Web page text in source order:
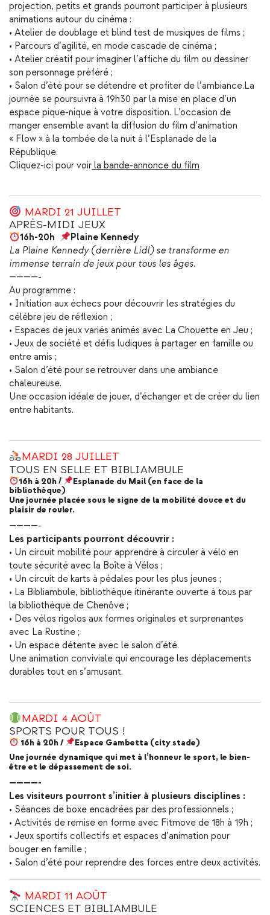
projection, petits et grands pourront participer à plusieurs
animations autour du cinéma :
• Atelier de doublage et blind test de musiques de films ;
• Parcours d’agilité, en mode cascade de cinéma ;
• Atelier créatif pour imaginer l’affiche du film ou dessiner
son personnage préféré ;
• Salon d’été pour se détendre et profiter de l’ambiance.La
journée se poursuivra à 19h30 par la mise en place d’un
espace pique-nique à votre disposition. L’occasion de
manger ensemble avant la diffusion du film d’animation
« Flow » à la tombée de la nuit à l’Esplanade de la
République.
Cliquez-ici pour voir la bande-annonce du film
MARDI 21 JUILLET
APRÈS-MIDI JEUX
16h-20h
Plaine Kennedy
La Plaine Kennedy (derrière Lidl) se transforme en
immense terrain de jeux pour tous les âges.
————-
Au programme :
• Initiation aux échecs pour découvrir les stratégies du
célèbre jeu de réflexion ;
• Espaces de jeux variés animés avec La Chouette en Jeu ;
• Jeux de société et défis ludiques à partager en famille ou
entre amis ;
• Salon d’été pour se retrouver dans une ambiance
chaleureuse.
Une occasion idéale de jouer, d’échanger et de créer du lien
entre habitants.
MARDI 28 JUILLET
TOUS EN SELLE ET BIBLIAMBULE
16h à 20h/
Esplanade du Mail (en face de la
bibliothèque)
Une journée placée sous le signe de la mobilité douce et du
plaisir de rouler.
————-
Les participants pourront découvrir :
• Un circuit mobilité pour apprendre à circuler à vélo en
toute sécurité avec la Boîte à Vélos ;
• Un circuit de karts à pédales pour les plus jeunes ;
• La Bibliambule, bibliothèque itinérante ouverte à tous par
la bibliothèque de Chenôve ;
• Des vélos rigolos aux formes originales et surprenantes
avec La Rustine ;
• Un espace détente avec le salon d’été.
Une animation conviviale qui encourage les déplacements
durables tout en s’amusant.
MARDI 4 AOÛT
SPORTS POUR TOUS !
16h à 20h /
Espace Gambetta (city stade)
Une journée dynamique qui met à l’honneur le sport, le bien-
être et le dépassement de soi.
————-
Les visiteurs pourront s’initier à plusieurs disciplines :
• Séances de boxe encadrées par des professionnels ;
• Activités de remise en forme avec Fitmove de 18h à 19h ;
• Jeux sportifs collectifs et espaces d’animation pour
bouger en famille ;
• Salon d’été pour reprendre des forces entre deux activités.
MARDI 11 AOÛT
SCIENCES ET BIBLIAMBULE